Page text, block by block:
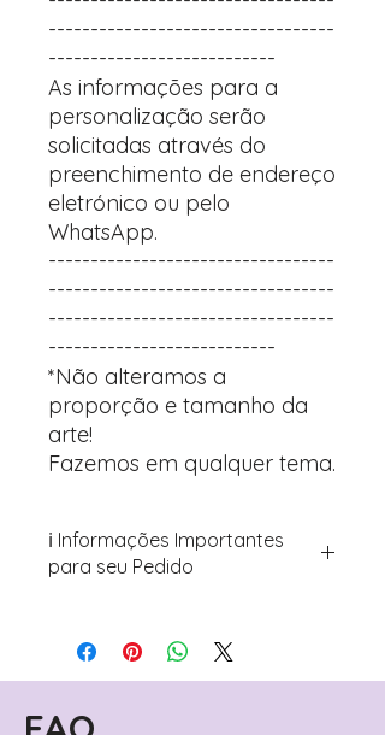
----------------------------------
---------------------------
As informações para a
personalização serão
solicitadas através do
preenchimento de endereço
eletrónico ou pelo
WhatsApp.
----------------------------------
----------------------------------
----------------------------------
---------------------------
*Não alteramos a
proporção e tamanho da
arte!
Fazemos em qualquer tema.
ℹ️ Informações Importantes
para seu Pedido
Avance para a página de checkout
(próximo passo após o carrinho)
Encontre o campo de "Notas do
Pedido"